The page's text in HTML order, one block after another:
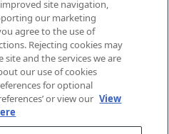
site navigation,
our marketing
agree to the use of
Rejecting cookies may
and the services we are
our use of cookies
for optional
or view our View